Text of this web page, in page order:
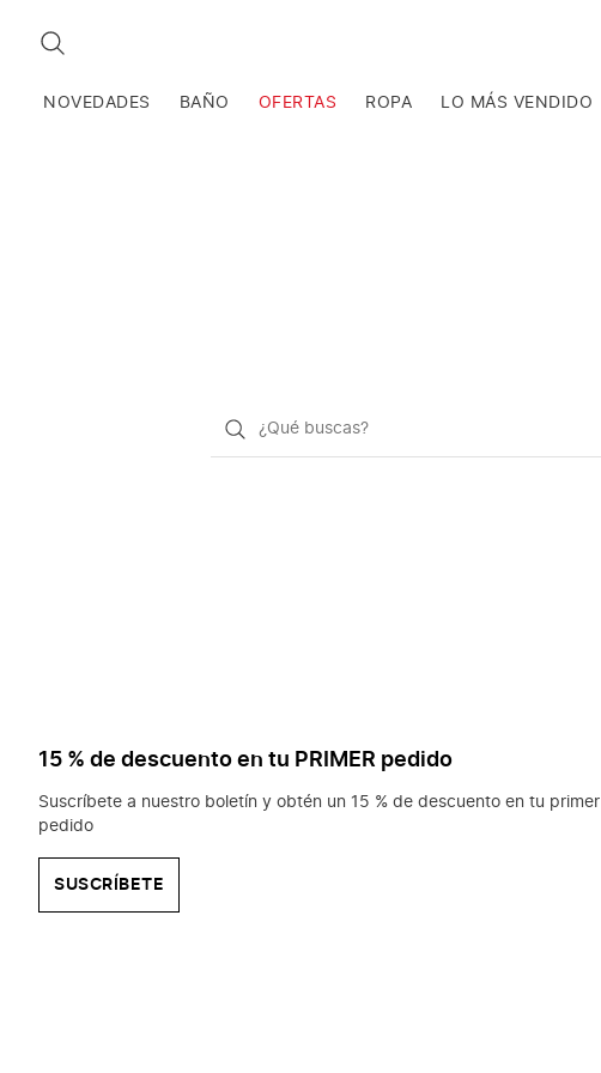
BUSCAR
NOVEDADES BAÑO OFERTAS ROPA LO MÁS VENDIDO
¿Qué
15 % de descuento en tu PRIMER pedido
Suscríbete a nuestro boletín y obtén un 15 % de descuento en tu primer
pedido
SUSCRÍBETE